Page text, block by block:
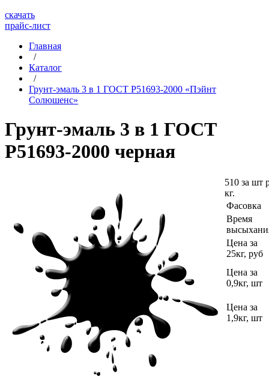
скачать
прайс-лист
Главная
/
Каталог
/
Грунт-эмаль 3 в 1 ГОСТ Р51693-2000 «Пэйнт
Солюшенс»
Грунт-эмаль 3 в 1 ГОСТ
Р51693-2000 черная
510 за шт
кг.
Фасовка
Время
Цена за
25кг, руб
Цена за
0,9кг, шт
Цена за
1,9кг, шт